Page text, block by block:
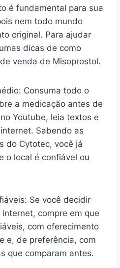
é fundamental para sua
nem todo mundo
original. Para ajudar
dicas de como
venda de Misoprostol.
Consuma todo o
a medicação antes de
Youtube, leia textos e
Sabendo as
do Cytotec, você já
o local é confiável ou
Se você decidir
compre em que
com oferecimento
e, de preferência, com
que comparam antes.